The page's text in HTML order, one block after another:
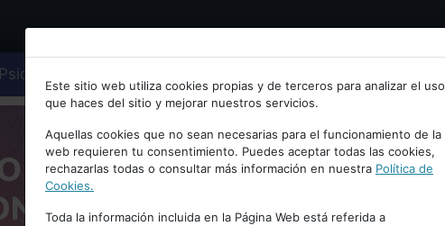
Bienvenid@ a psiquiatria.com
Escribe tu Email
Accede o regístrate con tu email.
Psiquiatría
Este sitio web utiliza cookies propias y de terceros para analizar el uso
que haces del sitio y mejorar nuestros servicios.
Aquellas cookies que no sean necesarias para el funcionamiento de la
web requieren tu consentimiento. Puedes aceptar todas las cookies,
rechazarlas todas o consultar más información en nuestra Política de
Cookies.
Toda la información incluida en la Página Web está referida a